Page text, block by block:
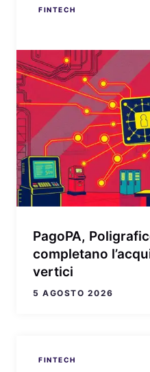
FINTECH
FINTECH
FINTECH
FINTECH
FINTECH
PagoPA,
completano
vertici
5 AGOSTO 2026
FINTECH
FINTECH
FINTECH
FINTECH
FINTECH